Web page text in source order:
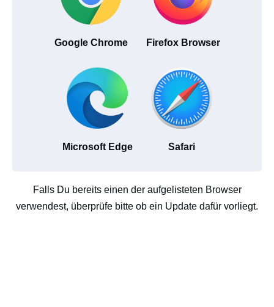
Google Chrome Firefox Browser
Microsoft Edge Safari
Falls Du bereits einen der aufgelisteten Browser
verwendest, überprüfe bitte ob ein Update dafür vorliegt.